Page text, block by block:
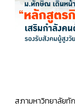
สภามหาวิทยาลัย